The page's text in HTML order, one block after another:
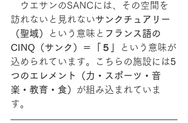
ウエサンのSANCには、その空間を
訪れないと見れないサンクチュアリー
（聖域）
という意味と フランス語の
CINQ（サンク）＝「５」
という意味が
込められています。こちらの施設には5
つのエレメント（力・スポーツ・音
楽・教育・食）
が組み込まれていま
す。